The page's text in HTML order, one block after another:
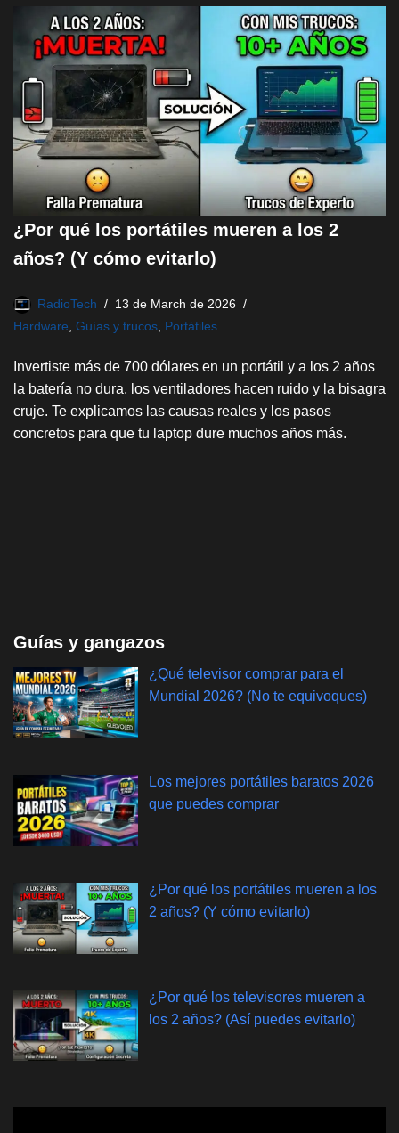
¿Por qué los portátiles mueren a los 2
años? (Y cómo evitarlo)
RadioTech
13 de March de 2026
Hardware, Guías y trucos, Portátiles
Invertiste más de 700 dólares en un portátil y a los 2 años
la batería no dura, los ventiladores hacen ruido y la bisagra
cruje. Te explicamos las causas reales y los pasos
concretos para que tu laptop dure muchos años más.
Guías y gangazos
¿Qué televisor comprar para el
Mundial 2026? (No te equivoques)
Los mejores portátiles baratos 2026
que puedes comprar
¿Por qué los portátiles mueren a los
2 años? (Y cómo evitarlo)
¿Por qué los televisores mueren a
los 2 años? (Así puedes evitarlo)